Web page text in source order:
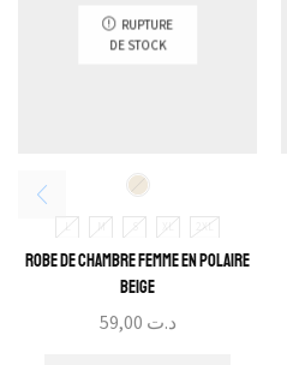
RUPTURE
DE STOCK
L M S XL 2XL
Robe de Chambre Femme En Polaire
Beige
د.ت